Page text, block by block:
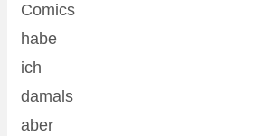
Comics
habe
ich
damals
aber